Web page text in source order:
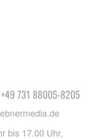
731 88005-8205
bis 17.00 Uhr,